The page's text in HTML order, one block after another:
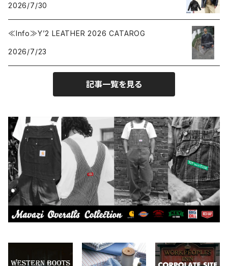
CONVERSE
Crescent Down Works
DARN TOUGH VERMONT
Dickies
DULUTH PACK
Easymoc
本、写真集
2026/7/30
≪Info≫Y’2 LEATHER 2026 CATAROG
2026/7/23
記事一覧を見る